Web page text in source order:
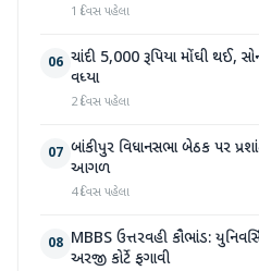
1 દિવસ પહેલા
06 ચાંદી 5,000 રૂપિયા મોંઘી થઈ,
વધ્યા
2 દિવસ પહેલા
07 બાંકીપુર વિધાનસભા બેઠક પર
આગળ
4 દિવસ પહેલા
08 MBBS ઉત્તરવહી કૌભાંડ:
અરજી કોર્ટે ફગાવી